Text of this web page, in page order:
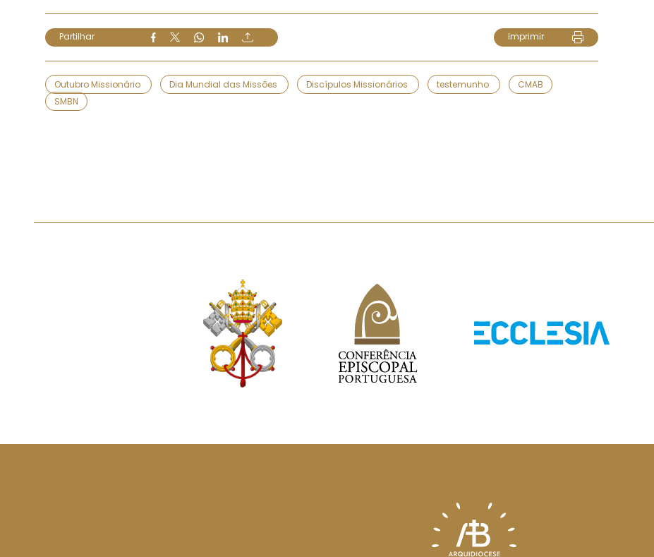
Partilhar Imprimir
Outubro Missionário Dia Mundial das Missões Discípulos Missionários testemunho
CMAB
SMBN